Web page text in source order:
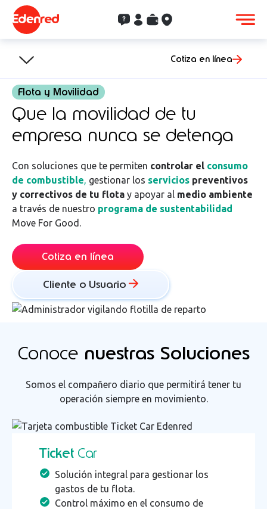
Contacto
Clientes
SaldoAceptación
Cotiza en línea
Flota y Movilidad
Que la movilidad de tu
empresa nunca se detenga
Con soluciones que te permiten controlar el consumo
de combustible, gestionar los servicios preventivos
y correctivos de tu flota y apoyar al medio ambiente
a través de nuestro programa de sustentabilidad
Move For Good.
Cotiza en línea
Cliente o Usuario
Conocenuestras Soluciones
Somos el compañero diario que permitirá tener tu
operación siempre en movimiento.
TicketCar
Solución integral para gestionar los
gastos de tu flota.
Control máximo en el consumo de